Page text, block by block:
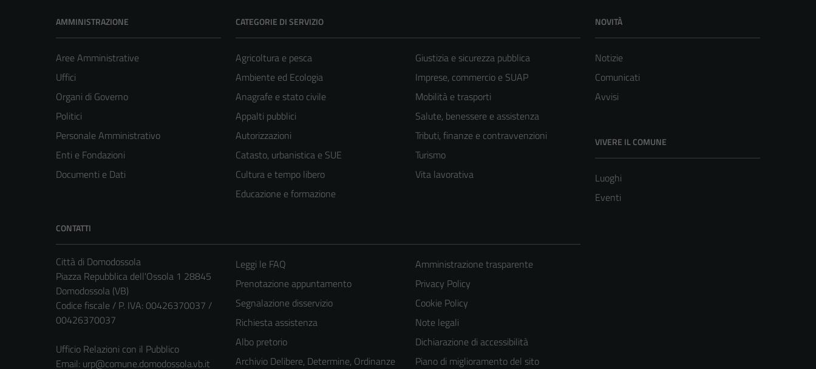
AMMINISTRAZIONE
Aree Amministrative
Uffici
Organi di Governo
Politici
Personale Amministrativo
Enti e Fondazioni
Documenti e Dati
CATEGORIE DI SERVIZIO
Agricoltura e pesca
Ambiente ed Ecologia
Anagrafe e stato civile
Appalti pubblici
Autorizzazioni
Catasto, urbanistica e SUE
Cultura e tempo libero
Educazione e formazione
Giustizia e sicurezza pubblica
Imprese, commercio e SUAP
Mobilità e trasporti
Salute, benessere e assistenza
Tributi, finanze e contravvenzioni
Turismo
Vita lavorativa
NOVITÀ
Notizie
Comunicati
Avvisi
VIVERE IL COMUNE
Luoghi
Eventi
CONTATTI
Città di Domodossola
Piazza Repubblica dell'Ossola 1 28845
Domodossola (VB)
Codice fiscale / P. IVA: 00426370037 /
00426370037
Ufficio Relazioni con il Pubblico
Email: urp@comune.domodossola.vb.it
Leggi le FAQ
Prenotazione appuntamento
Segnalazione disservizio
Richiesta assistenza
Albo pretorio
Archivio Delibere, Determine, Ordinanze
Amministrazione trasparente
Privacy Policy
Cookie Policy
Note legali
Dichiarazione di accessibilità
Piano di miglioramento del sito